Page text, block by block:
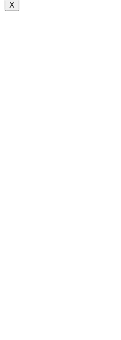
X